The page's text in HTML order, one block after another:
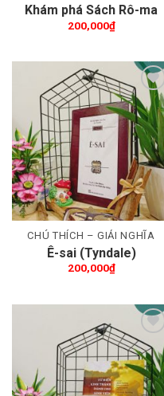
Khám phá Sách Rô-ma
200,000₫
Thêm wishlist
CHÚ THÍCH – GIẢI NGHĨA
Ê-sai (Tyndale)
200,000₫
Thêm wishlist